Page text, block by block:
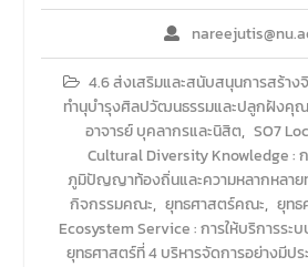
4.6 ส่งเสริมและสนับสนุนการสร้าง
ทำนุบำรุงศิลปวัฒนธรรมและปลูกฝังคุณ
อาจารย์ บุคลากรและนิสิต, SO7
Cultural Diversity Knowledge :
ภูมิปัญญาท้องถิ่นและความหลากหลา
กิจกรรมคณะ, ยุทธศาสตร์คณะ, ยุทธ
Ecosystem Service : การให้บริการระ
ยุทธศาสตร์ที่ 4 บริหารจัดการอย่างมีป